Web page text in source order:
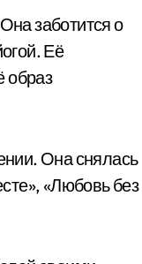
заботится о
Её
образ
Она снялась
«Любовь без